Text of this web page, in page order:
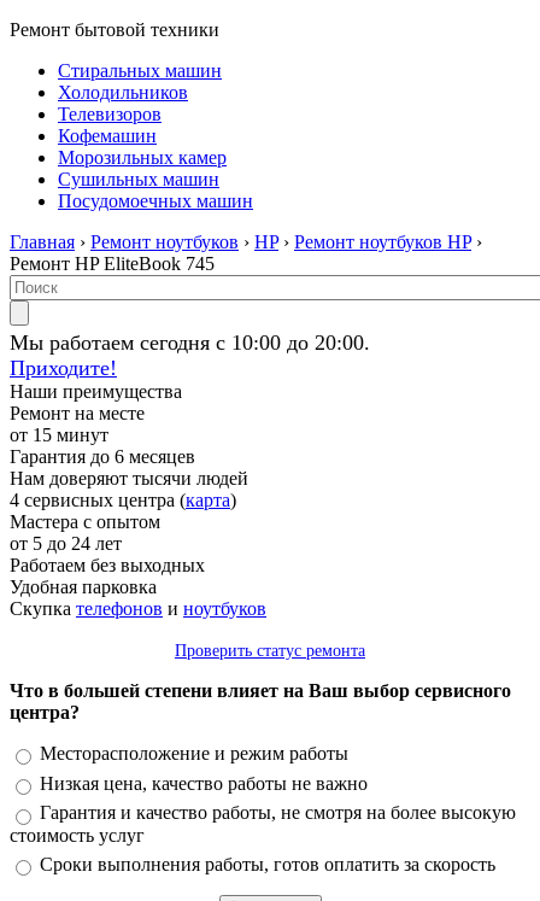
Ремонт бытовой техники
Стиральных машин
Холодильников
Телевизоров
Кофемашин
Морозильных камер
Сушильных машин
Посудомоечных машин
Главная › Ремонт ноутбуков › HP› Ремонт ноутбуков HP›
Ремонт HP EliteBook 745
Мы работаем сегодня с 10:00 до 20:00.
Приходите!
Наши преимущества
Ремонт на месте
от 15 минут
Гарантия до 6 месяцев
Нам доверяют тысячи людей
4 сервисных центра (карта)
Мастера с опытом
от 5 до 24 лет
Работаем без выходных
Удобная парковка
Скупка телефонов и ноутбуков
Проверить статус ремонта
Что в большей степени влияет на Ваш выбор сервисного
центра?
Варианты
Месторасположение и режим работы
Низкая цена, качество работы не важно
Гарантия и качество работы, не смотря на более высокую
стоимость услуг
Сроки выполнения работы, готов оплатить за скорость